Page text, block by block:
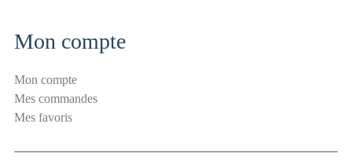
-
p
a
m
Mon compte
Mon compte
Mes commandes
Mes favoris